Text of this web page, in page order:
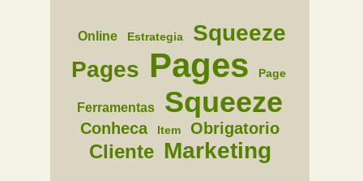
Online Estrategia
Squeeze
Pages Pages Page
Ferramentas Squeeze
Conheca Item Obrigatorio
Cliente Marketing